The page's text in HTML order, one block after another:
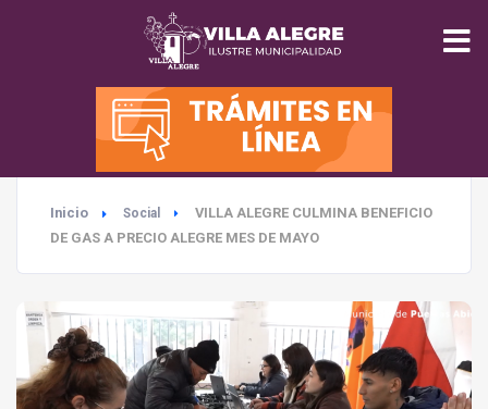
INICIO
MUNICIPALIDAD
SEGURIDAD
SALUD
Inicio Social
VILLA ALEGRE CULMINA BENEFICIO
DE GAS A PRECIO ALEGRE MES DE MAYO